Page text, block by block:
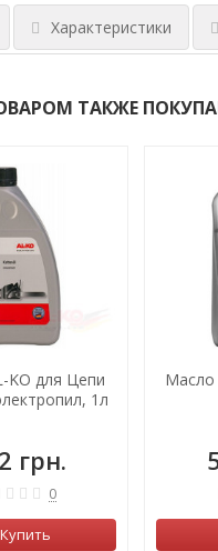
Характеристики
ТАКЖЕ
KO для Цепи
1л
грн.
0
Купить
Масло